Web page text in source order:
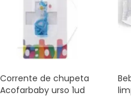
Corrente de chupeta
Acofarbaby urso 1ud